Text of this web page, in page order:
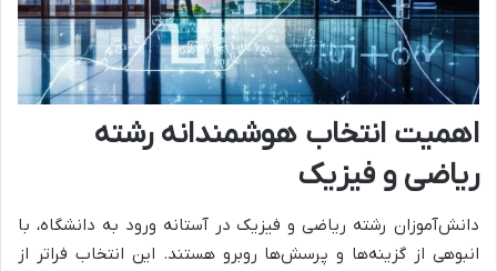
اهمیت انتخاب هوشمندانه رشته
ریاضی و فیزیک
دانش‌آموزان رشته ریاضی و فیزیک در آستانه ورود به دانشگاه، با
انبوهی از گزینه‌ها و پرسش‌ها روبرو هستند. این انتخاب فراتر از